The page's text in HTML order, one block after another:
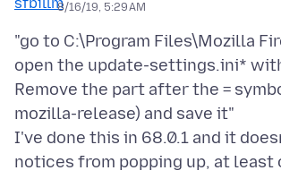
8/16/19, 5:29 AM
"go to C:\Program Files\Mozilla
open the update-settings.ini*
Remove the part after the =
mozilla-release) and save it"
I've done this in 68.0.1 and it
notices from popping up, at least